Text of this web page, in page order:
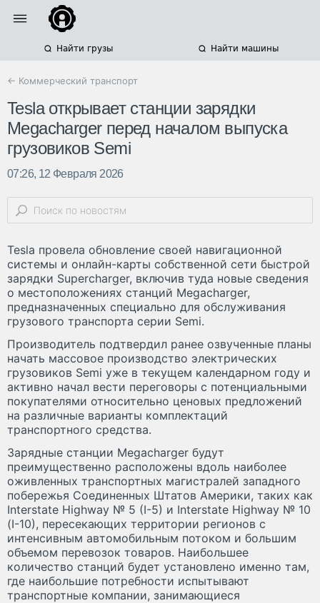
Найти грузы Найти машины
← Коммерческий транспорт
Tesla открывает станции зарядки
Megacharger перед началом выпуска
грузовиков Semi
07:26, 12 Февраля 2026
Tesla провела обновление своей навигационной
системы и онлайн-карты собственной сети быстрой
зарядки Supercharger, включив туда новые сведения
о местоположениях станций Megacharger,
предназначенных специально для обслуживания
грузового транспорта серии Semi.
Производитель подтвердил ранее озвученные планы
начать массовое производство электрических
грузовиков Semi уже в текущем календарном году и
активно начал вести переговоры с потенциальными
покупателями относительно ценовых предложений
на различные варианты комплектаций
транспортного средства.
Зарядные станции Megacharger будут
преимущественно расположены вдоль наиболее
оживленных транспортных магистралей западного
побережья Соединенных Штатов Америки, таких как
Interstate Highway № 5 (I-5) и Interstate Highway № 10
(I-10), пересекающих территории регионов с
интенсивным автомобильным потоком и большим
объемом перевозок товаров. Наибольшее
количество станций будет установлено именно там,
где наибольшие потребности испытывают
транспортные компании, занимающиеся